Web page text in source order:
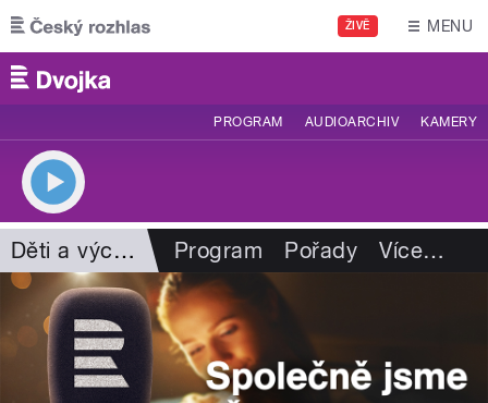
Přejít k hlavnímu obsahu
ŽIVĚ MENU
PROGRAM AUDIOARCHIV KAMERY
Děti a výchova Program Pořady Více…